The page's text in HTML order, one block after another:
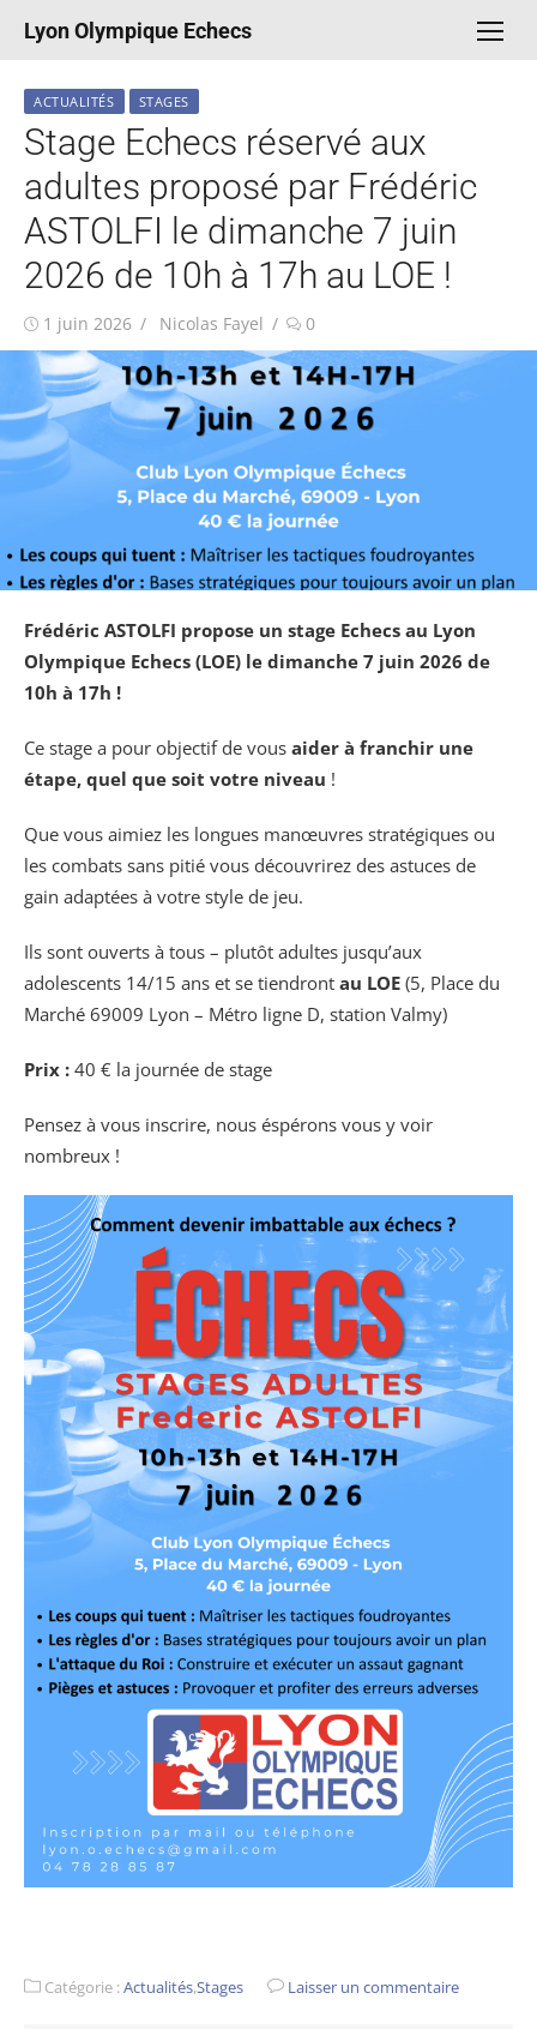
Lyon Olympique Echecs
ACTUALITÉS STAGES
Stage Echecs réservé aux
adultes proposé par Frédéric
ASTOLFI le dimanche 7 juin
2026 de 10h à 17h au LOE !
Publié
le
1 juin 2026 Auteur/autrice
Nicolas Fayel 0
Frédéric ASTOLFI propose un stage Echecs au Lyon
Olympique Echecs (LOE) le dimanche 7 juin 2026 de
10h à 17h !
Ce stage a pour objectif de vous aider à franchir une
étape, quel que soit votre niveau !
Que vous aimiez les longues manœuvres stratégiques ou
les combats sans pitié vous découvrirez des astuces de
gain adaptées à votre style de jeu.
Ils sont ouverts à tous – plutôt adultes jusqu’aux
adolescents 14/15 ans et se tiendront au LOE (5, Place du
Marché 69009 Lyon – Métro ligne D, station Valmy)
Prix : 40 € la journée de stage
Pensez à vous inscrire, nous éspérons vous y voir
nombreux !
Catégorie :Actualités,Stages Laisser un commentaire